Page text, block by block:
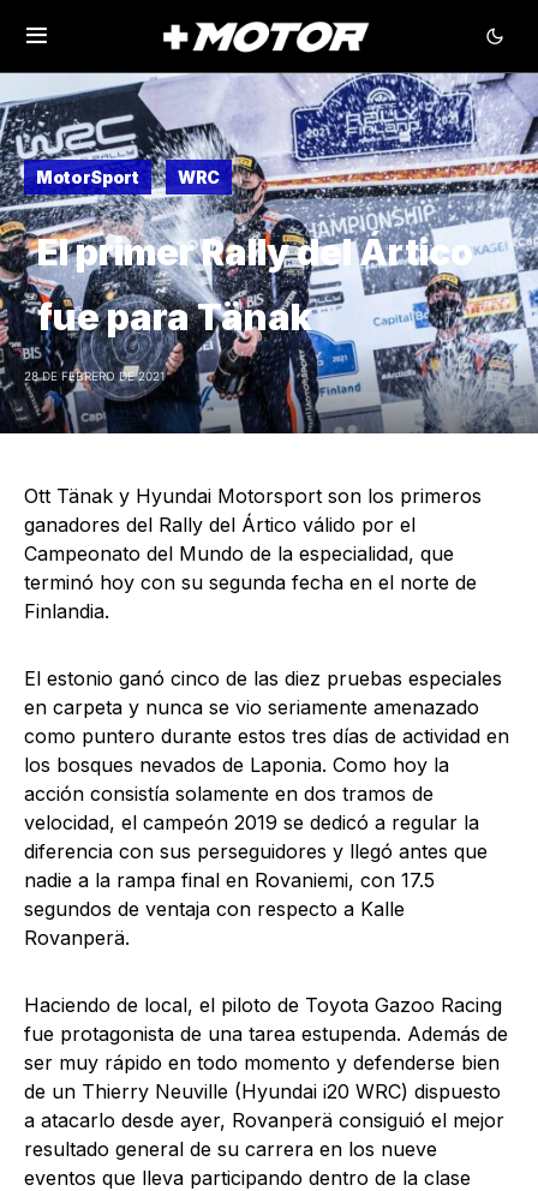
MotorSport WRC
El primer Rally del Ártico
fue para Tänak
28 DE FEBRERO DE 2021
Ott Tänak y Hyundai Motorsport son los primeros
ganadores del Rally del Ártico válido por el
Campeonato del Mundo de la especialidad, que
terminó hoy con su segunda fecha en el norte de
Finlandia.
El estonio ganó cinco de las diez pruebas especiales
en carpeta y nunca se vio seriamente amenazado
como puntero durante estos tres días de actividad en
los bosques nevados de Laponia. Como hoy la
acción consistía solamente en dos tramos de
velocidad, el campeón 2019 se dedicó a regular la
diferencia con sus perseguidores y llegó antes que
nadie a la rampa final en Rovaniemi, con 17.5
segundos de ventaja con respecto a Kalle
Rovanperä.
Haciendo de local, el piloto de Toyota Gazoo Racing
fue protagonista de una tarea estupenda. Además de
ser muy rápido en todo momento y defenderse bien
de un Thierry Neuville (Hyundai i20 WRC) dispuesto
a atacarlo desde ayer, Rovanperä consiguió el mejor
resultado general de su carrera en los nueve
eventos que lleva participando dentro de la clase